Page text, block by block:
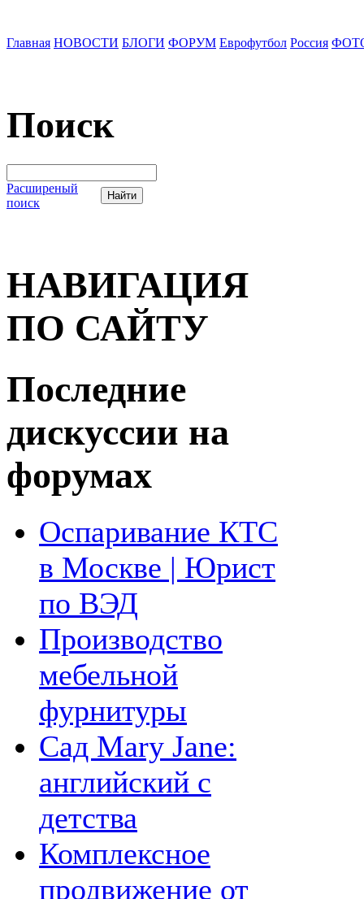
Главная НОВОСТИ БЛОГИ ФОРУМ Еврофутбол Россия
Поиск
Расширеный
поиск
НАВИГАЦИЯ
ПО САЙТУ
Последние
дискуссии на
форумах
Оспаривание КТС
в Москве | Юрист
по ВЭД
Производство
мебельной
фурнитуры
Сад Mary Jane:
английский с
детства
Комплексное
продвижение от